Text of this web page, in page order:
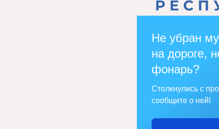
Не убран
на дороге,
фонарь?
Столкнулись с
сообщите о ней!